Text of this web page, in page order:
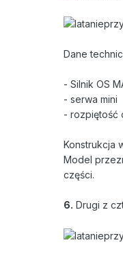
Dane
- Silnik OS
- serwa mini
- rozpiętość
Konstrukcja
Model
części.
6. Drugi z